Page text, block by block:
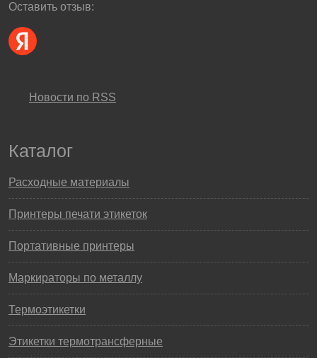
Оставить отзыв:
Новости по RSS
Каталог
Расходные материалы
Принтеры печати этикеток
Портативные принтеры
Маркираторы по металлу
Термоэтикетки
Этикетки термотрансферные